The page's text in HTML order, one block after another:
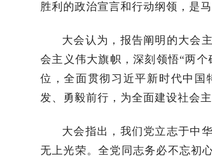
胜利的政治宣言和行动纲领，是
大会认为，报告阐明的大会
会主义伟大旗帜，深刻领悟“两
位，全面贯彻习近平新时代中国
发、勇毅前行，为全面建设社会
大会指出，我们党立志于中
无上光荣。全党同志务必不忘初